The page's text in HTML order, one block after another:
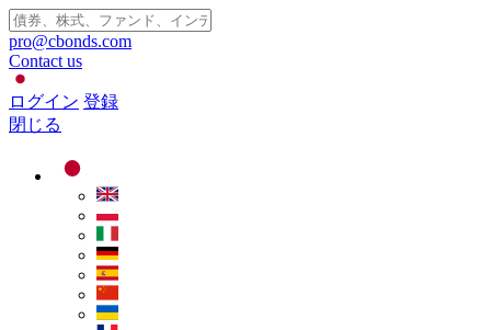
pro@cbonds.com
Contact us
ログイン 登録
閉じる